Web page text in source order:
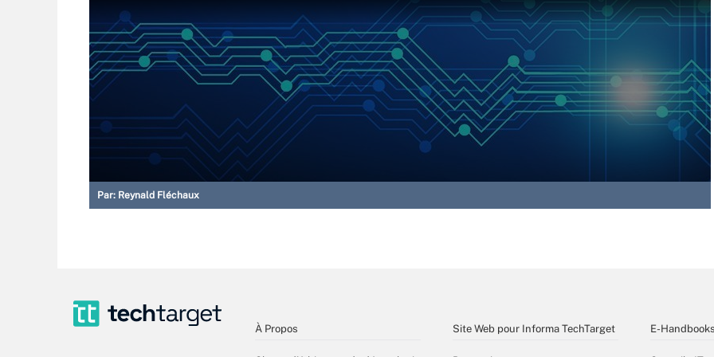
Par: Reynald Fléchaux
À Propos Site Web pour Informa TechTarget E-